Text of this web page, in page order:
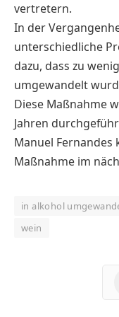
vertretern.
In der
unterschiedliche
dazu, dass zu
umgewandelt
Diese Maßnahme
Jahren
Manuel Fernandes
Maßnahme im
in alkohol
wein